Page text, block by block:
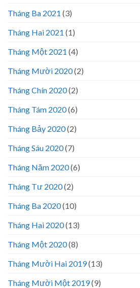
Tháng Ba 2021 (3)
Tháng Hai 2021 (1)
Tháng Một 2021 (4)
Tháng Mười 2020(2)
Tháng Chín 2020(2)
Tháng Tám 2020(6)
Tháng Bảy 2020(2)
Tháng Sáu 2020(7)
Tháng Năm 2020(6)
Tháng Tư 2020(2)
Tháng Ba 2020(10)
Tháng Hai 2020(13)
Tháng Một 2020(8)
Tháng Mười Hai 2019(13)
Tháng Mười Một 2019(9)